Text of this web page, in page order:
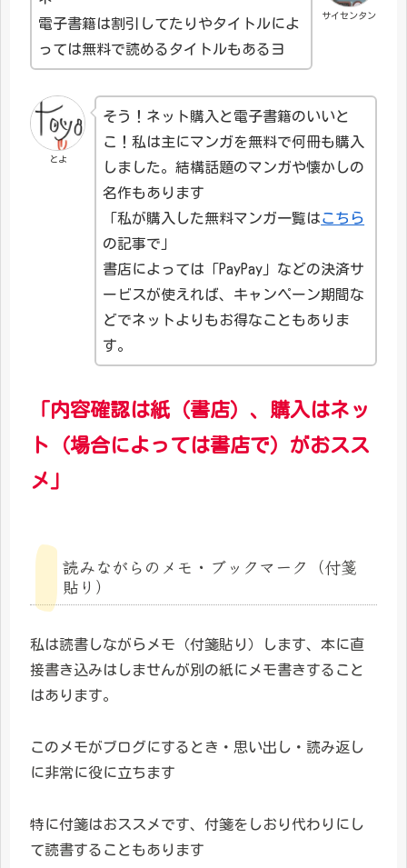
サイセンタン
電子書籍は割引してたりやタイトルによ
っては無料で読めるタイトルもあるヨ
とよ
そう！ネット購入と電子書籍のいいと
こ！私は主にマンガを無料で何冊も購入
しました。結構話題のマンガや懐かしの
名作もあります
「私が購入した無料マンガ一覧はこちら
の記事で」
書店によっては「PayPay」などの決済サ
ービスが使えれば、キャンペーン期間な
どでネットよりもお得なこともありま
す。
「内容確認は紙（書店） 、 購入はネッ
ト（場合によっては書店で）がおスス
メ」
読みながらのメモ・ブックマーク（付箋
貼り）
私は読書しながらメモ（付箋貼り）します、本に直
接書き込みはしませんが別の紙にメモ書きすること
はあります。
このメモがブログにするとき・思い出し・読み返し
に非常に役に立ちます
特に付箋はおススメです、付箋をしおり代わりにし
て読書することもあります